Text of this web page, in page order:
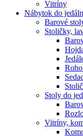
Vitríny
Nábytok do
Barové
Stoličky,
Stoly do
Vitríny,